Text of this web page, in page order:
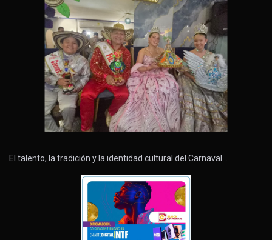
El talento, la tradición y la identidad cultural del Carnaval…